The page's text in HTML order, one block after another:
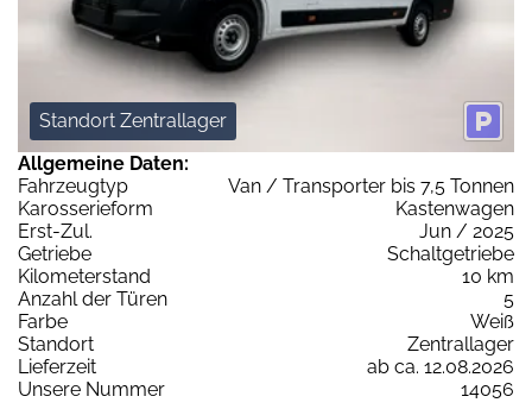
Standort Zentrallager
Allgemeine Daten:
Fahrzeugtyp
Van / Transporter bis 7,5 Tonnen
Karosserieform
Kastenwagen
Erst-Zul.
Jun / 2025
Getriebe
Schaltgetriebe
Kilometerstand
10 km
Anzahl der Türen
5
Farbe
Weiß
Standort
Zentrallager
Lieferzeit
ab ca. 12.08.2026
Unsere Nummer
14056